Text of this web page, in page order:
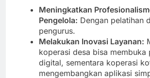
Meningkatkan
Pengelola: Dengan pelatihan
pengurus.
Melakukan Inovasi Layanan:
koperasi desa bisa membuka
digital, sementara koperasi
mengembangkan aplikasi